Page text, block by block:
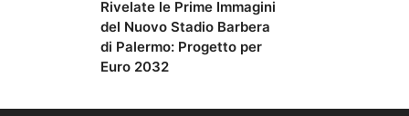
Rivelate le Prime Immagini
del Nuovo Stadio Barbera
di Palermo: Progetto per
Euro 2032